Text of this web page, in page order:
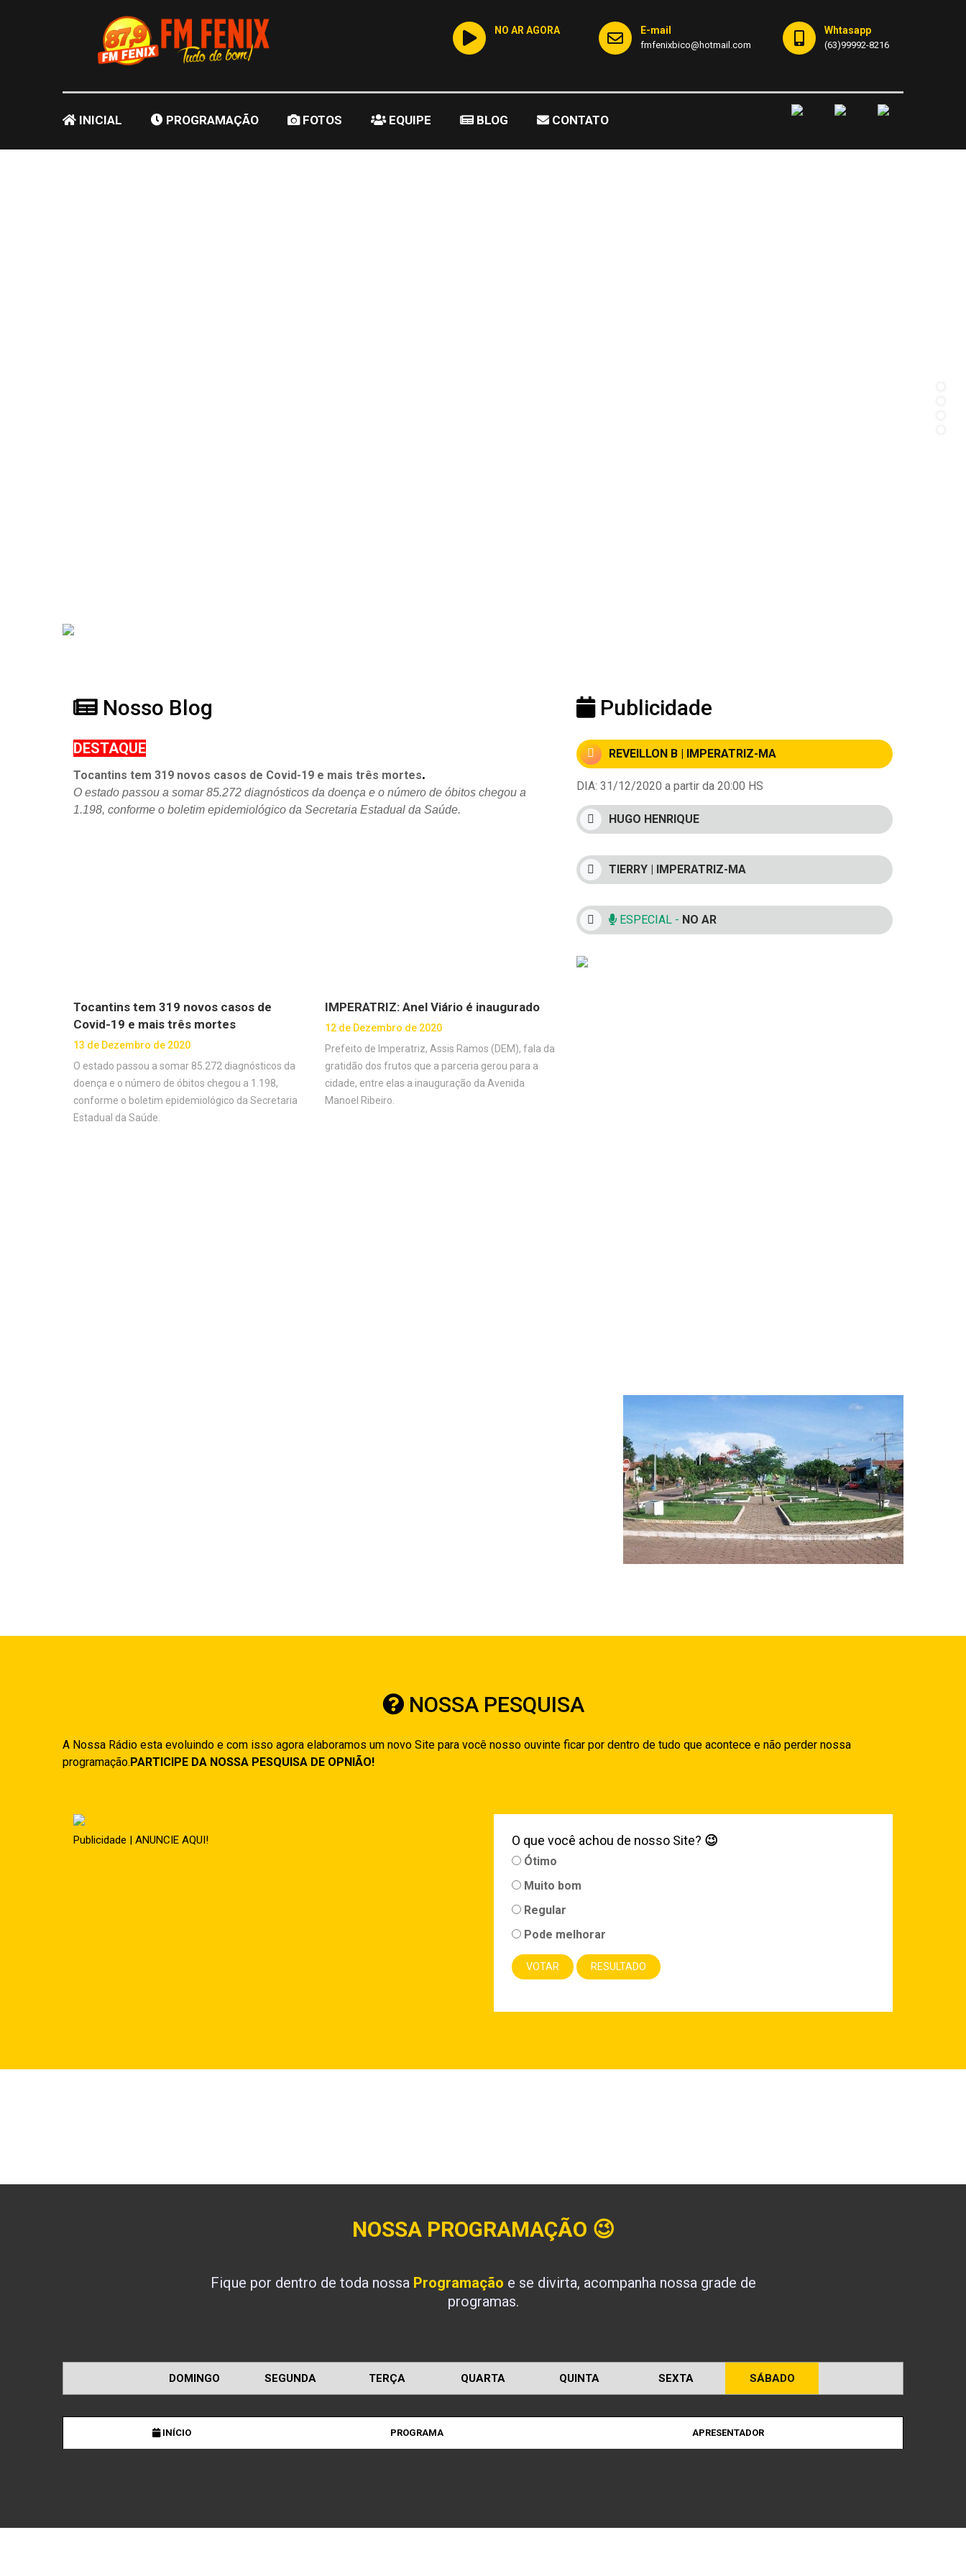
NO AR AGORA E-mail
fmfenixbico@hotmail.com
Whtasapp
(63)99992-8216
INICIAL PROGRAMAÇÃO FOTOS EQUIPE BLOG CONTATO
Nosso Blog
DESTAQUE
Tocantins tem 319 novos casos de Covid-19 e mais três mortes.
O estado passou a somar 85.272 diagnósticos da doença e o número de óbitos chegou a
1.198, conforme o boletim epidemiológico da Secretaria Estadual da Saúde.
Tocantins tem 319 novos casos de
Covid-19 e mais três mortes
13 de Dezembro de 2020
O estado passou a somar 85.272 diagnósticos da
doença e o número de óbitos chegou a 1.198,
conforme o boletim epidemiológico da Secretaria
Estadual da Saúde.
IMPERATRIZ: Anel Viário é inaugurado
12 de Dezembro de 2020
Prefeito de Imperatriz, Assis Ramos (DEM), fala da
gratidão dos frutos que a parceria gerou para a
cidade, entre elas a inauguração da Avenida
Manoel Ribeiro.
Publicidade
REVEILLON B | IMPERATRIZ-MA
DIA: 31/12/2020 a partir da 20:00 HS
HUGO HENRIQUE
TIERRY | IMPERATRIZ-MA
ESPECIAL - NO AR
NOSSA PESQUISA
A Nossa Rádio esta evoluindo e com isso agora elaboramos um novo Site para você nosso ouvinte ficar por dentro de tudo que acontece e não perder nossa
programação. PARTICIPE DA NOSSA PESQUISA DE OPNIÃO!
Publicidade | ANUNCIE AQUI! O que você achou de nosso Site? 😉
Ótimo
Muito bom
Regular
Pode melhorar
NOSSA PROGRAMAÇÃO 😉
Fique por dentro de toda nossa Programação e se divirta, acompanha nossa grade de
programas.
DOMINGO SEGUNDA TERÇA QUARTA QUINTA SEXTA SÁBADO
INÍCIO PROGRAMA APRESENTADOR